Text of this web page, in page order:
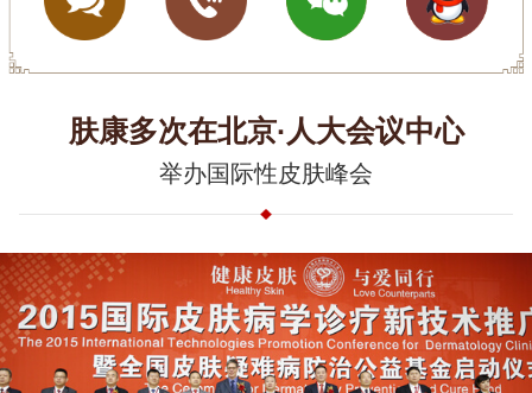
肤康多次在北京·人大会议中心
举办国际性皮肤峰会